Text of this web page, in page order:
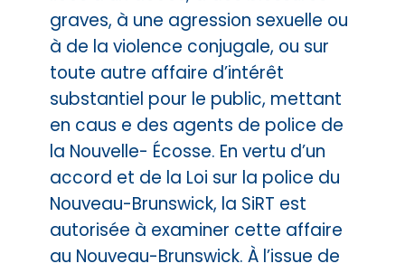
graves, à une agression sexuelle ou
à de la violence conjugale, ou sur
toute autre affaire d’intérêt
substantiel pour le public, mettant
en caus e des agents de police de
la Nouvelle- Écosse. En vertu d’un
accord et de la Loi sur la police du
Nouveau-Brunswick, la SiRT est
autorisée à examiner cette affaire
au Nouveau-Brunswick. À l’issue de